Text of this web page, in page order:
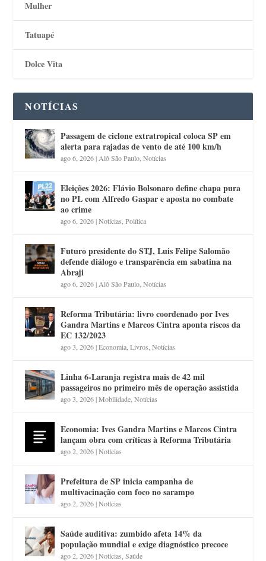
Mulher
Tatuapé
Dolce Vita
NOTÍCIAS
Passagem de ciclone extratropical coloca SP em
alerta para rajadas de vento de até 100 km/h
ago 6, 2026| Alô São Paulo ,Notícias
Eleições 2026: Flávio Bolsonaro define chapa pura
no PL com Alfredo Gaspar e aposta no combate
ao crime
ago 6, 2026|Notícias ,Política
Futuro presidente do STJ, Luis Felipe Salomão
defende diálogo e transparência em sabatina na
Abraji
ago 6, 2026| Alô São Paulo ,Notícias
Reforma Tributária: livro coordenado por Ives
Gandra Martins e Marcos Cintra aponta riscos da
EC 132/2023
ago 3, 2026|Economia ,Livros ,Notícias
Linha 6-Laranja registra mais de 42 mil
passageiros no primeiro mês de operação assistida
ago 3, 2026|Mobilidade ,Notícias
Economia: Ives Gandra Martins e Marcos Cintra
lançam obra com críticas à Reforma Tributária
ago 2, 2026|Notícias
Prefeitura de SP inicia campanha de
multivacinação com foco no sarampo
ago 2, 2026|Notícias
Saúde auditiva: zumbido afeta 14% da
população mundial e exige diagnóstico precoce
ago 2, 2026|Notícias ,Saúde